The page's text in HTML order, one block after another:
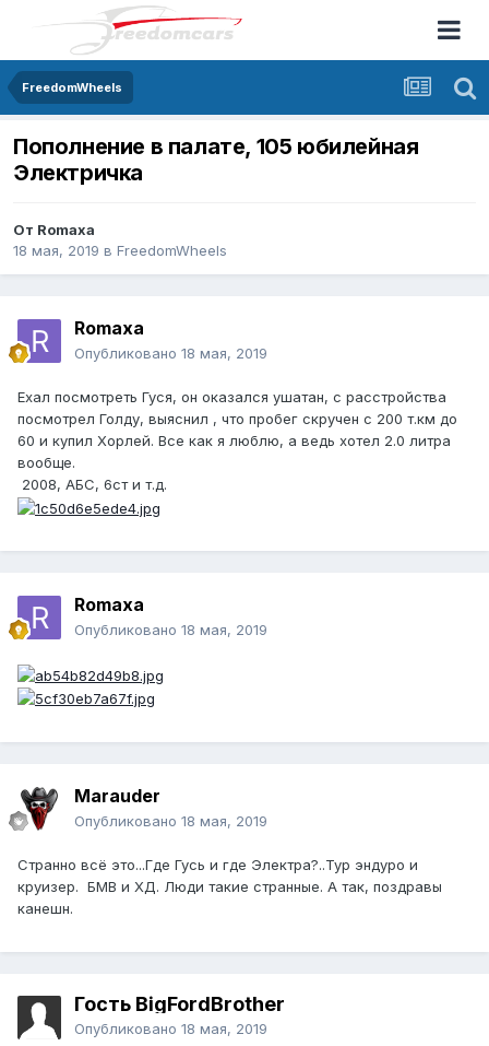
FreedomWheels
Пополнение в палате, 105 юбилейная
Электричка
От Romaxa
18 мая, 2019 в FreedomWheels
Romaxa
Опубликовано 18 мая, 2019
Ехал посмотреть Гуся, он оказался ушатан, с расстройства
посмотрел Голду, выяснил , что пробег скручен с 200 т.км до
60 и купил Хорлей. Все как я люблю, а ведь хотел 2.0 литра
вообще.
2008, АБС, 6ст и т.д.
Romaxa
Опубликовано 18 мая, 2019
Marauder
Опубликовано 18 мая, 2019
Странно всё это...Где Гусь и где Электра?..Тур эндуро и
круизер. БМВ и ХД. Люди такие странные. А так, поздравы
канешн.
Гость BigFordBrother
Опубликовано 18 мая, 2019